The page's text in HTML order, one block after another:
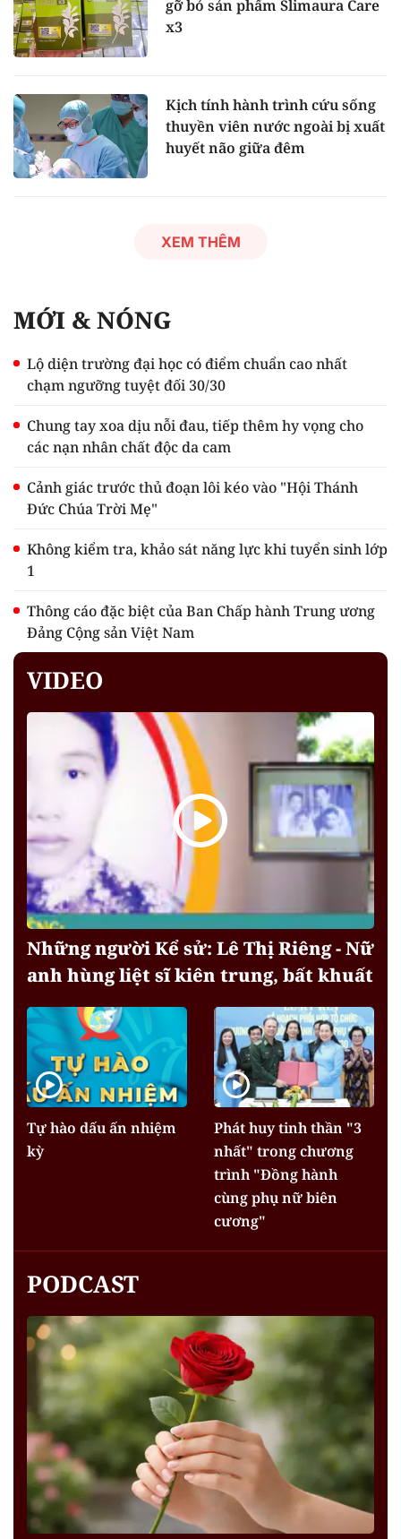
gỡ bỏ sản phẩm Slimaura Care
x3
Kịch tính hành trình cứu sống
thuyền viên nước ngoài bị xuất
huyết não giữa đêm
XEM THÊM
MỚI & NÓNG
Lộ diện trường đại học có điểm chuẩn cao nhất
chạm ngưỡng tuyệt đối 30/30
Chung tay xoa dịu nỗi đau, tiếp thêm hy vọng cho
các nạn nhân chất độc da cam
Cảnh giác trước thủ đoạn lôi kéo vào "Hội Thánh
Đức Chúa Trời Mẹ"
Không kiểm tra, khảo sát năng lực khi tuyển sinh lớp
1
Thông cáo đặc biệt của Ban Chấp hành Trung ương
Đảng Cộng sản Việt Nam
VIDEO
Những người Kể sử: Lê Thị Riêng - Nữ
anh hùng liệt sĩ kiên trung, bất khuất
Tự hào dấu ấn nhiệm
kỳ
Phát huy tinh thần "3
nhất" trong chương
trình "Đồng hành
cùng phụ nữ biên
cương"
PODCAST